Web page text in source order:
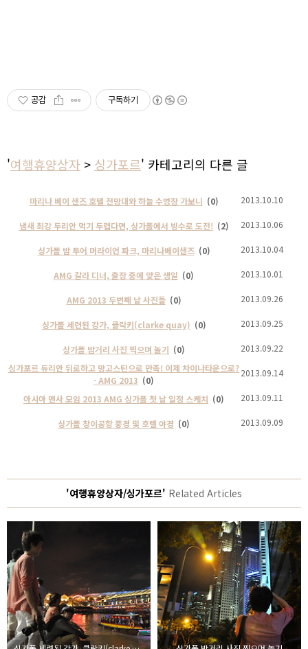
공감 구독하기
'여행휴양상자 > 싱가포르' 카테고리의 다른 글
마리나 베이 샌즈 호텔 전망대와 하늘 수영장 가보니 (0) 2013.10.10
냄새 최강 두리안 먹기 두렵다면, 싱가폴에서 빙수로 도전! (2) 2013.10.06
싱가폴 밤 투어 머라이언 파크, 마리나베이샌즈 (0) 2013.10.04
AMG 갈라 디너, 출장 중에 맞은 생일 (0) 2013.10.01
AMG 2013 두번째 날 사진들 (0) 2013.09.26
싱가폴 세련된 강가, 클락키(clarke quay) (0) 2013.09.25
싱가폴 밤거리 사진 찍으며 놀기 (0)
2013.09.22
싱가포르 듀리안 뒤로하고 망고스틴으로 만족! 이제 차이나타운으로?
- AMG 2013 (0)
2013.09.14
아시아 멘사 모임 2013 AMG 싱가폴 첫 날 일정 스케치 (0) 2013.09.11
싱가폴 창이공항 풍경 및 호텔 야경 (0) 2013.09.09
'여행휴양상자/싱가포르' Related Articles